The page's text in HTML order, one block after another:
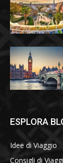
ESPLORA
Idee di Viaggio
Consigli di